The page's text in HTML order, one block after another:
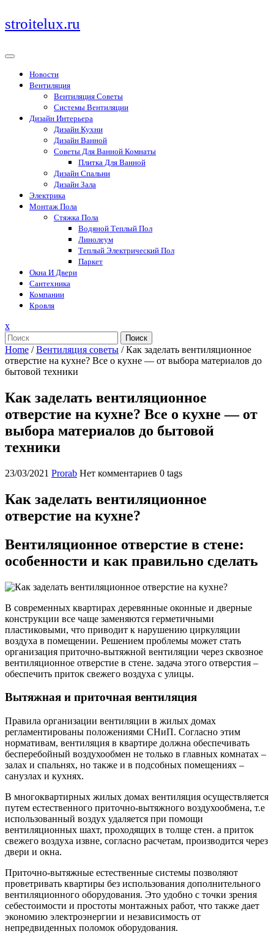
Перейти
к
stroitelux.ru
Новости
Вентиляция
Вентиляция Советы
Системы Вентиляции
Дизайн Интерьера
Дизайн Кухни
Дизайн Ванной
Советы Для Ванной Комнаты
Плитка Для Ванной
Дизайн Спальни
Дизайн Зала
Электрика
Монтаж Пола
Стяжка Пола
Водяной Теплый Пол
Линолеум
Теплый Электрический Пол
Паркет
Окна И Двери
Сантехника
Компании
Кровля
xЗакрыть
меню
Поиск
Home /Вентиляция советы /Как заделать вентиляционное
отверстие на кухне? Все о кухне — от выбора материалов до
бытовой техники
Как заделать вентиляционное
отверстие на кухне? Все о кухне — от
выбора материалов до бытовой
техники
23/03/2021 Prorab Нет комментариев 0 tags
Как заделать вентиляционное
отверстие на кухне?
Вентиляционное отверстие в стене:
особенности и как правильно сделать
В современных квартирах деревянные оконные и дверные
конструкции все чаще заменяются герметичными
пластиковыми, что приводит к нарушению циркуляции
воздуха в помещении. Решением проблемы может стать
организация приточно-вытяжной вентиляции через сквозное
вентиляционное отверстие в стене. задача этого отверстия –
обеспечить приток свежего воздуха с улицы.
Вытяжная и приточная вентиляция
Правила организации вентиляции в жилых домах
регламентированы положениями СНиП. Согласно этим
нормативам, вентиляция в квартире должна обеспечивать
бесперебойный воздухообмен не только в главных комнатах –
залах и спальнях, но также и в подсобных помещениях –
санузлах и кухнях.
В многоквартирных жилых домах вентиляция осуществляется
путем естественного приточно-вытяжного воздухообмена, т.е
использованный воздух удаляется при помощи
вентиляционных шахт, проходящих в толще стен. а приток
свежего воздуха извне, согласно расчетам, производится через
двери и окна.
Приточно-вытяжные естественные системы позволяют
проветривать квартиры без использования дополнительного
вентиляционного оборудования. Это удобно с точки зрения
себестоимости и простоты монтажных работ, что также дает
экономию электроэнергии и независимость от
непредвиденных поломок оборудования.